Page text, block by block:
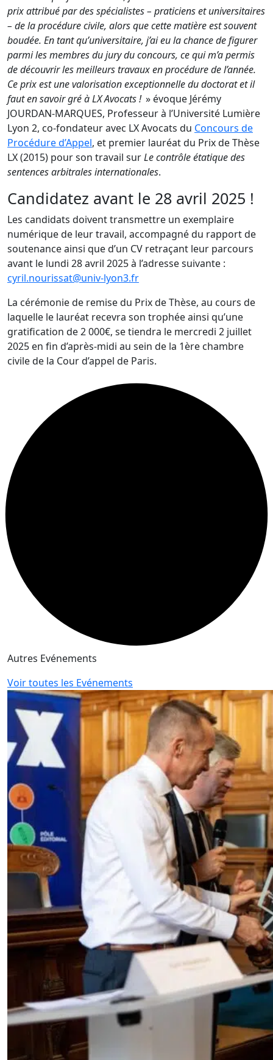
prix attribué par des spécialistes – praticiens et universitaires
– de la procédure civile, alors que cette matière est souvent
boudée. En tant qu’universitaire, j’ai eu la chance de figurer
parmi les membres du jury du concours, ce qui m’a permis
de découvrir les meilleurs travaux en procédure de l’année.
Ce prix est une valorisation exceptionnelle du doctorat et il
faut en savoir gré à LX Avocats ! » évoque Jérémy
JOURDAN-MARQUES, Professeur à l’Université Lumière
Lyon 2, co-fondateur avec LX Avocats du Concours de
Procédure d’Appel, et premier lauréat du Prix de Thèse
LX (2015) pour son travail surLe contrôle étatique des
sentences arbitrales internationales.
Candidatez avant le 28 avril 2025 !
Les candidats doivent transmettre un exemplaire
numérique de leur travail, accompagné du rapport de
soutenance ainsi que d’un CV retraçant leur parcours
avant le lundi 28 avril 2025 à l’adresse suivante :
cyril.nourissat@univ-lyon3.fr
La cérémonie de remise du Prix de Thèse, au cours de
laquelle le lauréat recevra son trophée ainsi qu’une
gratification de2 000€, se tiendra le mercredi 2 juillet
2025 en fin d’après-midi au sein de la 1ère chambre
civile de la Cour d’appel de Paris.
Autres Evénements
Voir toutes les Evénements